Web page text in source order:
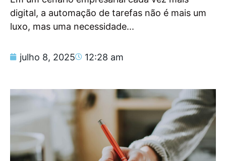
digital, a automação de tarefas não é mais um
luxo, mas uma necessidade...
julho 8, 2025 12:28 am